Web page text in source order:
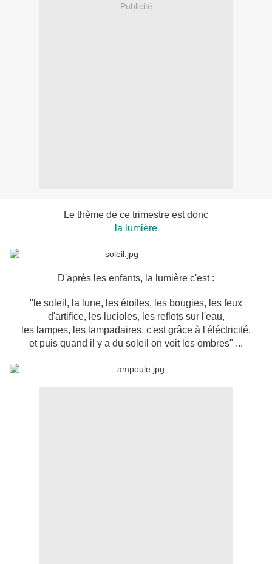
Publicité
Le thème de ce trimestre est donc
la lumière
D'après les enfants, la lumière c'est :
"le soleil, la lune, les étoiles, les bougies, les feux
d'artifice, les lucioles, les reflets sur l'eau,
les lampes, les lampadaires, c'est grâce à l'éléctricité,
et puis quand il y a du soleil on voit les ombres" ...